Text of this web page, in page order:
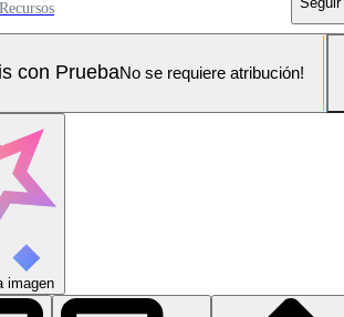
con PruebaNo se requiere atribución!
imagen